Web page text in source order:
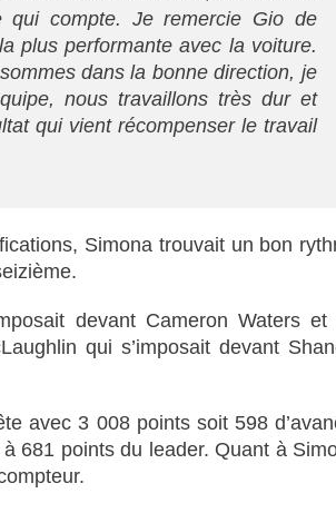
compte. Je remercie Gio de
plus performante avec la voiture.
dans la bonne direction, je
nous travaillons très dur et
qui vient récompenser le travail
Simona trouvait un bon
devant Cameron Waters et
qui s’imposait devant
avec 3 008 points soit 598
681 points du leader. Quant à